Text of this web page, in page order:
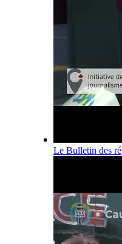
Le Bulletin des